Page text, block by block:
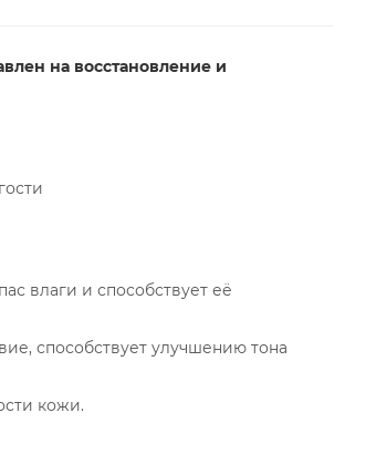
на восстановление и
влаги и способствует её
способствует улучшению тона
кожи.